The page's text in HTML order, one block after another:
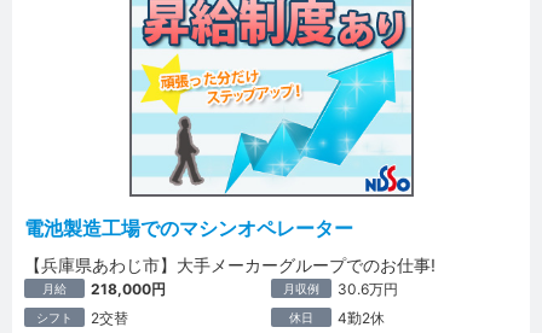
電池製造工場でのマシンオペレーター
【兵庫県あわじ市】大手メーカーグループでのお仕事!
月給 218,000円 月収例 30.6万円
シフト 2交替 休日 4勤2休